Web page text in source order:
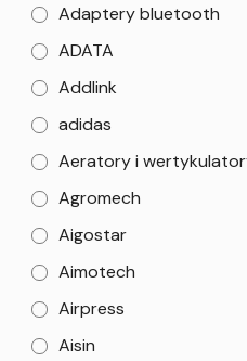
Adaptery bluetooth
ADATA
Addlink
adidas
Aeratory i
Agromech
Aigostar
Aimotech
Airpress
Aisin